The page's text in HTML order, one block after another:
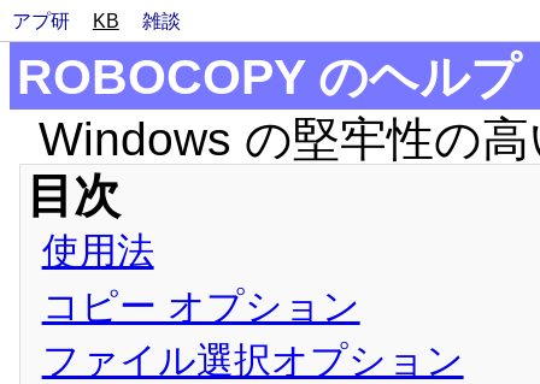
アプ研 KB 雑談
ROBOCOPY のヘルプ
Windows の堅牢性の
目次
使用法
コピー オプション
ファイル選択オプション